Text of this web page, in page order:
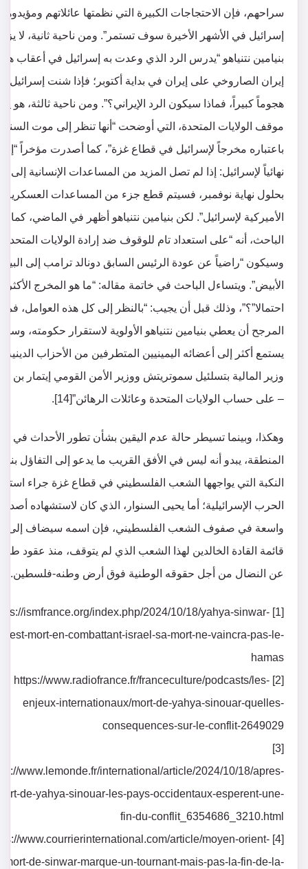
سراحهم، فإن الاحتجاجات الكبيرة التي نظمتها عائلاتهم
إسرائيل في الأشهر الأخيرة سوف تستمر”. ومن ناحية ثانية، لا
بنيامين نتنياهو “يدرس الرد الذي وعدت به إسرائيل في أعقاب
إيران الصاروخي على إيران في بداية أكتوبر؛ فإذا شنت إسرائيل
هجوماً كبيراً، فماذا سيكون الرد الإيراني؟”. ومن ناحية ثالثة، هو
موقف الولايات المتحدة، التي أوضحت “أنها تنظر إلى موت
باعتباره مخرجاً لإسرائيل في قطاع غزة”، كما أصدرت مؤخراً
نهائياً لإسرائيل: إذا لم تصل المزيد من المساعدات الإنسانية إلى
بحلول نهاية نوفمبر، فسيتم قطع جزء من المساعدات العسكرية
الأميركية لإسرائيل”. لكن بنيامين نتنياهو أظهر في الماضي، كما
الباحث، أنه “على استعداد تام للوقوف ضد إرادة الولايات
وسيكون “راضياً عن عودة الرئيس السابق دونالد ترامب إلى
الأبيض”. ويتساءل الباحث في خاتمة مقاله: “ما هو المخرج الأكثر
احتمالا”؟”، وذلك قبل أن يجيب: “بالنظر إلى كل هذه العوامل،
المرجح أن يعطي بنيامين نتنياهو الأولوية لاستقرار حكومته،
يستمع أكثر إلى أعضائه اليمينيين المتطرفين من الأحزاب الدينية
وزير المالية بتسلئيل سموتريتش ووزير الأمن القومي إيتمار بن
– على حساب الولايات المتحدة وعائلات الرهائن”[14].
وهكذا، وبينما تسيطر حالة عدم اليقين بشأن تطور الأحداث في
المنطقة، يبدو أنه ليس في الأفق القريب ما يدعو إلى التفاؤل
النكبة التي يواجهها الشعب الفلسطيني في قطاع غزة جراء
الحرب الإسرائيلية؛ أما يحيى السنوار، الذي كان لاستشهاده أصداء
واسعة في صفوف الشعب الفلسطيني، فإن اسمه سيضاف إلى
قائمة القادة الخالدين لهذا الشعب الذي لم يتوقف، منذ عقود
عن النضال من أجل حقوقه الوطنية فوق أرض وطنه-فلسطين.
https://ismfrance.org/index.php/2024/10/18/yahya-sinwar-
est-mort-en-combattant-israel-sa-mort-ne-vaincra-pas-le-
hamas
[2] https://www.radiofrance.fr/franceculture/podcasts/les-
enjeux-internationaux/mort-de-yahya-sinouar-quelles-
consequences-sur-le-conflit-2649029
[3]
www.lemonde.fr/international/article/2024/10/18/apres-
de-yahya-sinouar-les-pays-occidentaux-esperent-une-
fin-du-conflit_6354686_3210.html
https://www.courrierinternational.com/article/moyen-orient-
mort-de-sinwar-marque-un-tournant-mais-pas-la-fin-de-la-